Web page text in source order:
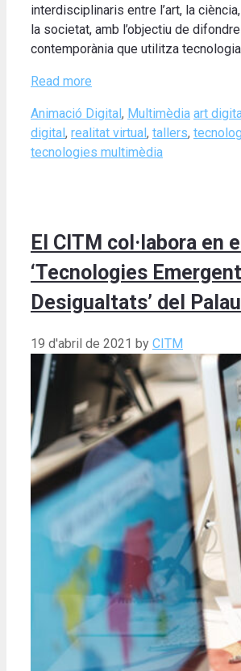
interdisciplinaris entre l’art, la
la societat, amb l’objectiu de
contemporània que utilitza tecnologia
Read more
Categories
Animació Digital , Multimèdia Tags
art
digital , realitat virtual , tallers,
tecnologies multimèdia
El CITM col·labora en
‘Tecnologies
Desigualtats’ del
19 d'abril de 2021 by CITM